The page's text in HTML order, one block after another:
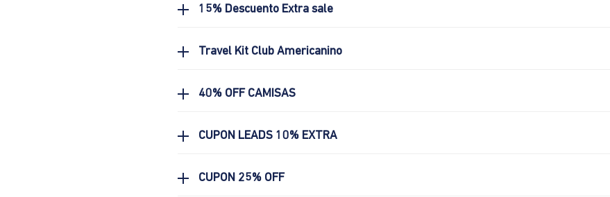
15% Descuento Extra sale
Travel Kit Club Americanino
40% OFF CAMISAS
CUPON LEADS 10% EXTRA
CUPON 25% OFF